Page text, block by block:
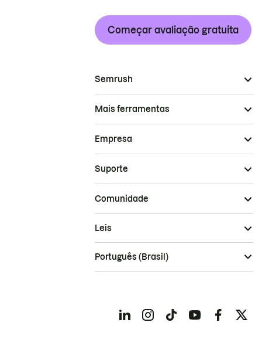
Começar avaliação gratuita
Semrush
Mais ferramentas
Empresa
Suporte
Comunidade
Leis
Português (Brasil)